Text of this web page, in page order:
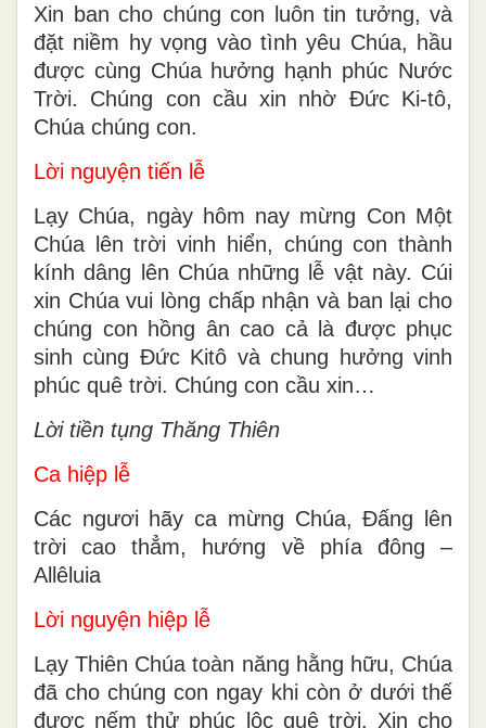
Xin ban cho chúng con luôn tin tưởng, và
đặt niềm hy vọng vào tình yêu Chúa, hầu
được cùng Chúa hưởng hạnh phúc Nước
Trời. Chúng con cầu xin nhờ Đức Ki-tô,
Chúa chúng con.
Lời nguyện tiến lễ
Lạy Chúa, ngày hôm nay mừng Con Một
Chúa lên trời vinh hiển, chúng con thành
kính dâng lên Chúa những lễ vật này. Cúi
xin Chúa vui lòng chấp nhận và ban lại cho
chúng con hồng ân cao cả là được phục
sinh cùng Ðức Kitô và chung hưởng vinh
phúc quê trời. Chúng con cầu xin…
Lời tiền tụng Thăng Thiên
Ca hiệp lễ
Các ngươi hãy ca mừng Chúa, Đấng lên
trời cao thẳm, hướng về phía đông –
Allêluia
Lời nguyện hiệp lễ
Lạy Thiên Chúa toàn năng hằng hữu, Chúa
đã cho chúng con ngay khi còn ở dưới thế
được nếm thử phúc lộc quê trời. Xin cho